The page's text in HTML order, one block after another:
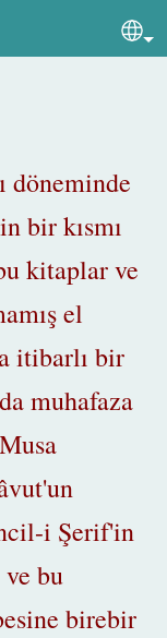
döneminde
bir kısmı
kitaplar ve
el
itibarlı bir
muhafaza
i Şerif'in
bu
birebir